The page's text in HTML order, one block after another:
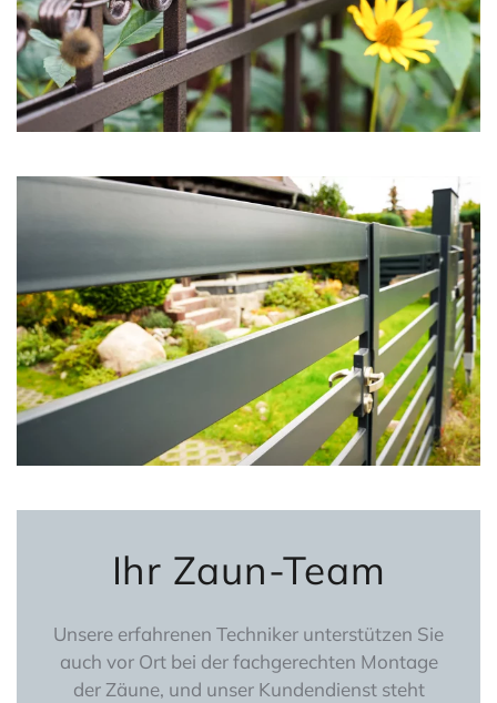
Ihr Zaun-Team
Unsere erfahrenen Techniker unterstützen Sie
auch vor Ort bei der fachgerechten Montage
der Zäune, und unser Kundendienst steht